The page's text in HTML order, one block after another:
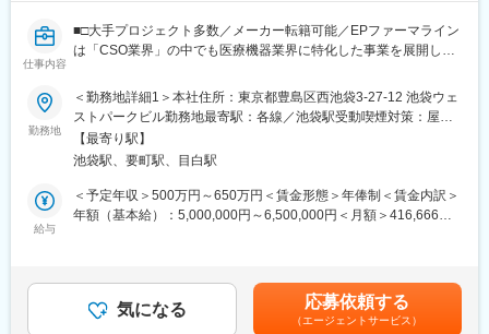
仕事内容
■□大手プロジェクト多数／メーカー転籍可能／EPファーマライン
は「CSO業界」の中でも医療機器業界に特化した事業を展開して
■募集概要：
EPファーマラインは「CSO業界」の中でも医療機器業界に特化し
た事業を展開している、国内でも数少ない大手企業です！現在医
療業界での営業経験をお持ちの方を対象に、医療機器の営業担当
を募集しております。
当社では大手メーカーの案件を数多く保有しており、カテーテ
ル、検査機器、電子カルテ、中には医療系Saas製品など幅広いア
医療業界内でのキャリアアップを考えている方、メーカーへの転
職を視野に入れている方等、全力でサポートいたしますので是非
ご応募ください！
勤務地
＜勤務地詳細1＞本社住所：東京都豊島区西池袋3-27-12 池袋ウェ
ストパークビル勤務地最寄駅：各線／池袋駅受動喫煙対策：屋内
全面禁煙＜勤務地詳細2＞全国勤務(希望勤務地考慮)住所：全国に
営業所がございます。配属先は入社後に確定します。希望勤務地
より異なります。）変更の範囲：会社の定める事業所
【最寄り駅】
池袋駅、要町駅、目白駅
給与
＜予定年収＞500万円～650万円＜賃金形態＞年俸制＜賃金内訳＞
年額（基本給）：5,000,000円～6,500,000円＜月額＞416,666円
気になる 応募依頼する
（エージェントサービス）